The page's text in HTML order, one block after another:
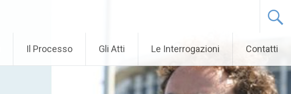
Il Processo Gli Atti Le Interrogazioni Contatti